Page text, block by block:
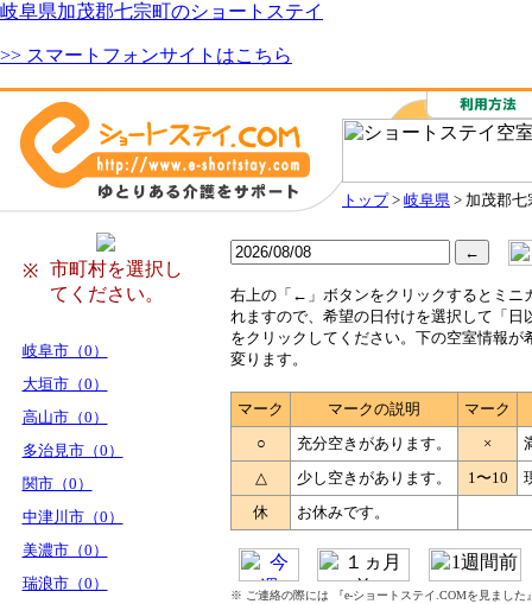
岐阜県加茂郡七宗町のショートステイ
>> スマートフォンサイトはこちら
トップ> 岐阜県 > 加茂郡七
※
市町村を選択し
てください。
岐阜市（0）
大垣市（0）
高山市（0）
多治見市（0）
関市（0）
中津川市（0）
美濃市（0）
瑞浪市（0）
右上の「←」ボタンをクリックするとミニ
れますので、希望の日付けを選択して「日
をクリックしてください。下の空室情報が
変ります。
マーク マークの説明
マーク
○
充分空きがあります。 ×
△
少し空きがあります。 1〜10
休
お休みです。
※ ご連絡の際には 『e-ショートステイ.COMを見まし